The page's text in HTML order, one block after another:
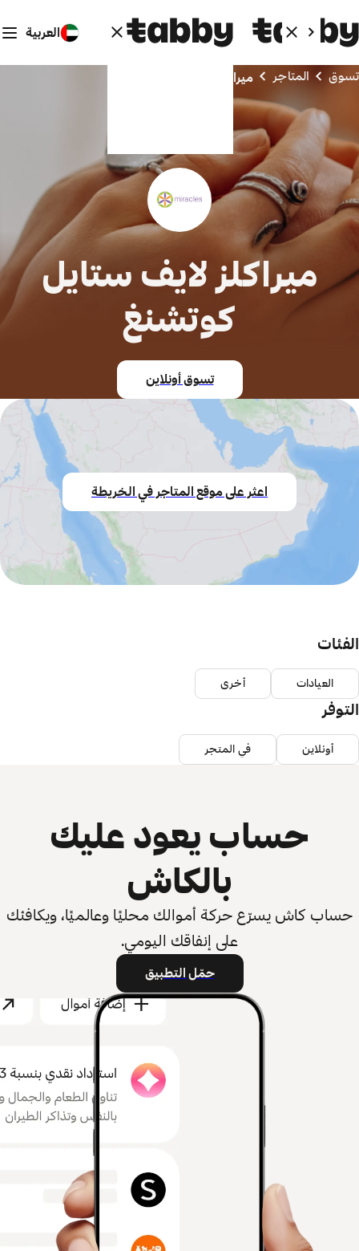
العربية
تسوق المتاجر ميراكلز لايف ستايل كوتشنغ
ميراكلز لايف ستايل
كوتشنغ
تسوق أونلاين
اعثر على موقع المتاجر في الخريطة
الفئات
العيادات أخرى
التوفر
أونلاين في المتجر
حساب يعود عليك
بالكاش
حساب كاش يسرّع حركة أموالك محليًا وعالميًا، ويكافئك
على إنفاقك اليومي.
حمّل التطبيق